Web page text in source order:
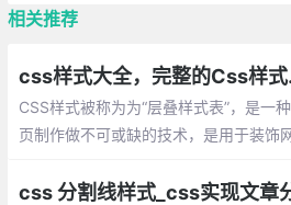
相关推荐
css样
CSS样式被称为为“层叠样式表”，是一
页制作做不可或缺的技术，是用于装饰